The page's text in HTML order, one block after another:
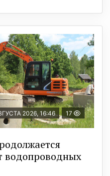
2026, 16:46 17
водопроводных